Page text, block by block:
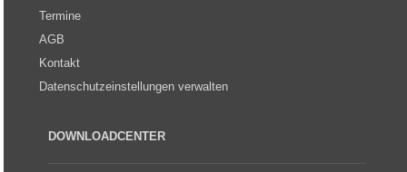
Termine
AGB
Kontakt
Datenschutzeinstellungen verwalten
DOWNLOADCENTER